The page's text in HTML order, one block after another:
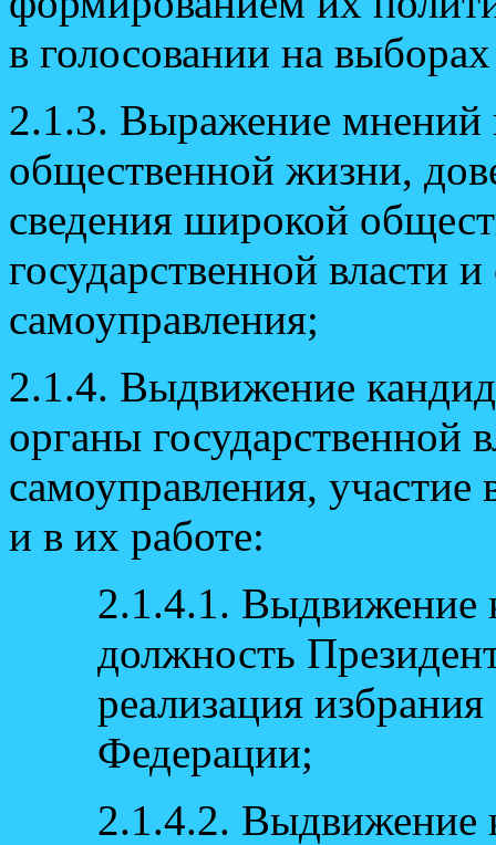
в голосовании на
2.1.3. Выражение
общественной жизни,
сведения широкой
государственной власти
самоуправления;
2.1.4. Выдвижение
органы государственной
самоуправления,
и в их работе:
2.1.4.1. Выдвижение
должность
реализация
Федерации;
2.1.4.2. Выдвижение